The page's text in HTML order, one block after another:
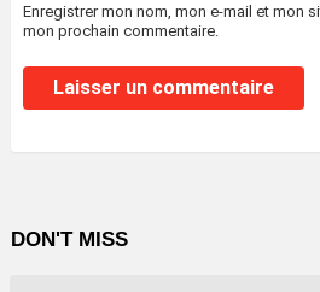
Enregistrer mon nom, mon e-mail et mon
mon prochain commentaire.
DON'T MISS